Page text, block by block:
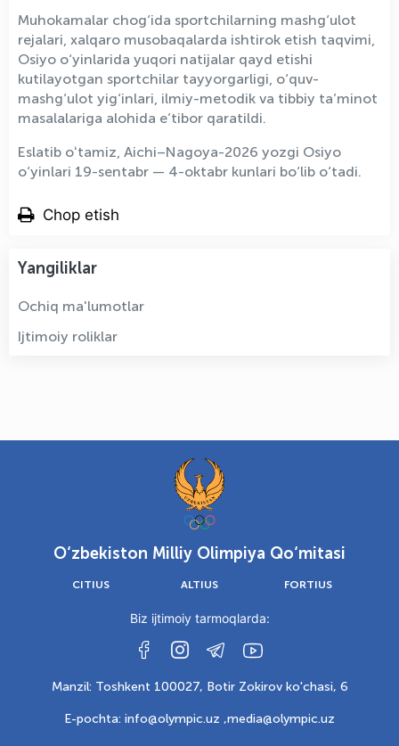
Muhokamalar chog‘ida sportchilarning mashg‘ulot
rejalari, xalqaro musobaqalarda ishtirok etish taqvimi,
Osiyo o‘yinlarida yuqori natijalar qayd etishi
kutilayotgan sportchilar tayyorgarligi, o‘quv-
mashg‘ulot yig‘inlari, ilmiy-metodik va tibbiy ta’minot
masalalariga alohida e’tibor qaratildi.
Eslatib oʻtamiz, Aichi–Nagoya-2026 yozgi Osiyo
o‘yinlari 19-sentabr — 4-oktabr kunlari bo‘lib o‘tadi.
Chop etish
Yangiliklar
Ochiq ma'lumotlar
Ijtimoiy roliklar
O‘zbekiston Milliy Olimpiya Qo‘mitasi
CITIUS ALTIUS FORTIUS
Biz ijtimoiy tarmoqlarda:
Manzil: Toshkent 100027, Botir Zokirov ko'chasi, 6
E-pochta: info@olympic.uz ,media@olympic.uz